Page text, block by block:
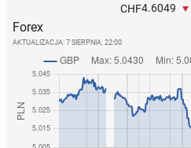
CHF4.6049
Forex
AKTUALIZACJA: 7 SIERPNIA, 22:00